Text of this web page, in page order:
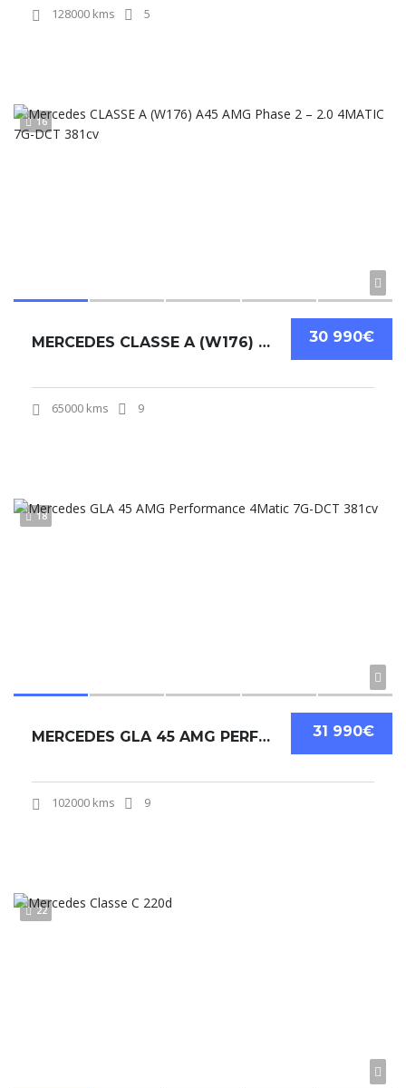
128000 kms 5
16
30 990€
MERCEDES CLASSE A (W176) A45 AMG PHASE 2 – 2.0 4MATIC 7G-DCT 381CV
65000 kms 9
18
31 990€
MERCEDES GLA 45 AMG PERFORMANCE 4MATIC 7G-DCT 381CV
102000 kms 9
22